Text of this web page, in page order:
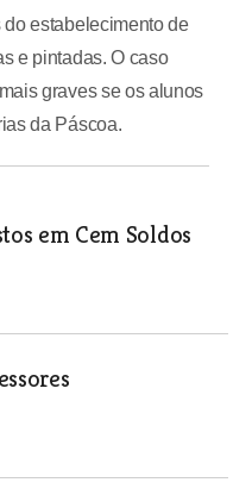
estabelecimento de
e pintadas. O caso
graves se os alunos
da Páscoa.
em Cem Soldos